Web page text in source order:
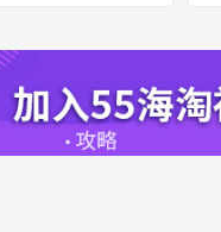
享8.5折优惠+部分送好礼
Bloomingdales